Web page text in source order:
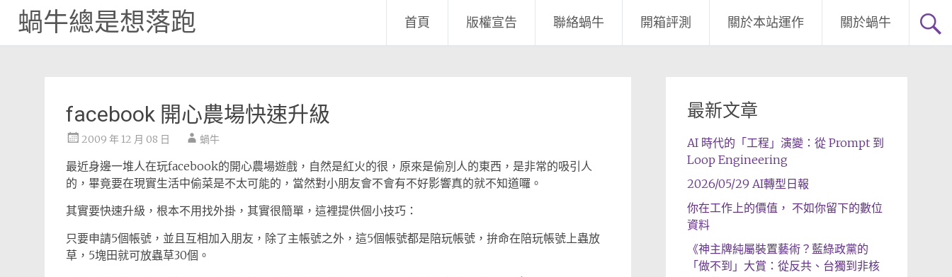
蝸牛總是想落跑 首頁 版權宣告 聯絡蝸牛 開箱評測 關於本站運作 關於蝸牛
facebook 開心農場快速升級
2009 年 12 月 08 日 蝸牛
最近身邊一堆人在玩facebook的開心農場遊戲，自然是紅火的很，原來是偷別人的東西，是非常的吸引人
的，畢竟要在現實生活中偷菜是不太可能的，當然對小朋友會不會有不好影響真的就不知道囉。
其實要快速升級，根本不用找外掛，其實很簡單，這裡提供個小技巧：
只要申請5個帳號，並且互相加入朋友，除了主帳號之外，這5個帳號都是陪玩帳號，拚命在陪玩帳號上蟲放
草，5塊田就可放蟲草30個。
最新文章
AI 時代的「工程」演變：從 Prompt 到
Loop Engineering
2026/05/29 AI轉型日報
你在工作上的價值， 不如你留下的數位
資料
《神主牌純屬裝置藝術？藍綠政黨的
「做不到」大賞：從反共、台獨到非核